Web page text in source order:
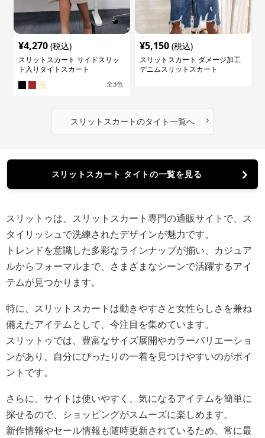
¥4,270 (税込)
スリットスカート サイドスリッ
ト入りタイトスカート
全3色
¥5,150 (税込)
スリットスカート ダメージ加工
デニムスリットスカート
スリットスカートのタイト一覧へ ›
スリットスカート タイトの一覧を見る
スリットゥは、スリットスカート専門の通販サイトで、ス
タイリッシュで洗練されたデザインが魅力です。
トレンドを意識した多彩なラインナップが揃い、カジュア
ルからフォーマルまで、さまざまなシーンで活躍するアイ
テムが見つかります。
特に、スリットスカートは動きやすさと女性らしさを兼ね
備えたアイテムとして、今注目を集めています。
スリットゥでは、豊富なサイズ展開やカラーバリエーショ
ンがあり、自分にぴったりの一着を見つけやすいのがポイ
ントです。
さらに、サイトは使いやすく、気になるアイテムを簡単に
探せるので、ショッピングがスムーズに楽しめます。
新作情報やセール情報も随時更新されているため、常に最